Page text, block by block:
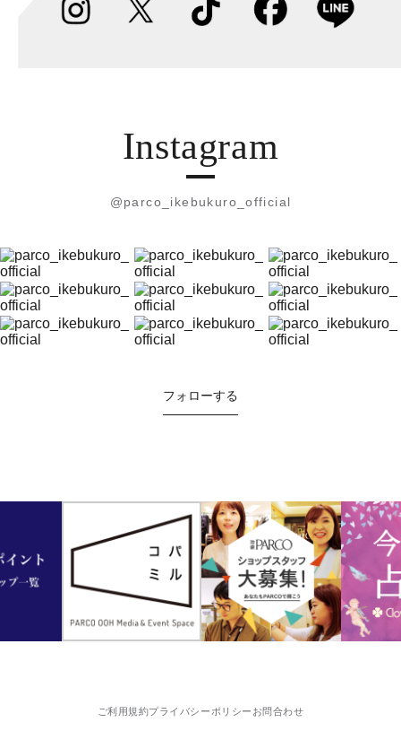
Instagram
@parco_ikebukuro_official
フォローする
ご利用規約プライバシーポリシー お問合わせ